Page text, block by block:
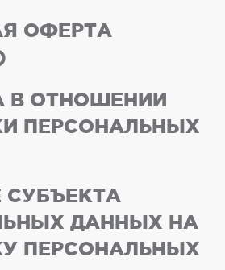
ОФЕРТА
В ОТНОШЕНИИ
ПЕРСОНАЛЬНЫХ
СУБЪЕКТА
ДАННЫХ НА
ПЕРСОНАЛЬНЫХ